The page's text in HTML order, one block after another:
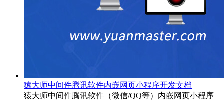
猿大师中间件腾讯软件内嵌网页小程序开发文档
猿大师中间件腾讯软件（微信/QQ等）内嵌网页小程序